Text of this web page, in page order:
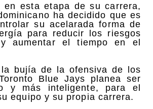
en esta etapa de su carrera,
ha decidido que es
su acelarada forma de
para reducir los riesgos
aumentar el tiempo en el
la bujía de la ofensiva de los
Blue Jays planea ser
y más inteligente, para el
equipo y su propia carrera.